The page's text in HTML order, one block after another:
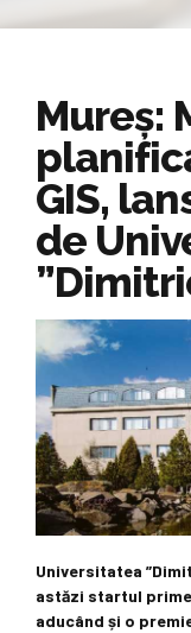
Mureș:
GIS,
de
Universitatea
astăzi startul
aducând și o